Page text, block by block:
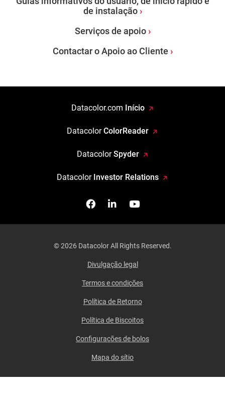
de instalação
Serviços de apoio
Contactar o Apoio ao Cliente
Datacolor.com Início
DatacolorColorReader
DatacolorSpyder
Datacolor Investor Relations
FacebookSiga-nos no Linkedin
Assista-nos no
© 2026 Datacolor All Rights Reserved.
Divulgação legal
Termos e condições
Política de Retorno
Política de Biscoitos
Configurações de bolos
Mapa do sítio